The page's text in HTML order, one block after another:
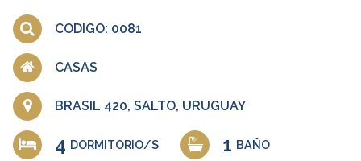
CODIGO: 0081
CASAS
BRASIL 420, SALTO, URUGUAY
4 DORMITORIO/S 1 BAÑO